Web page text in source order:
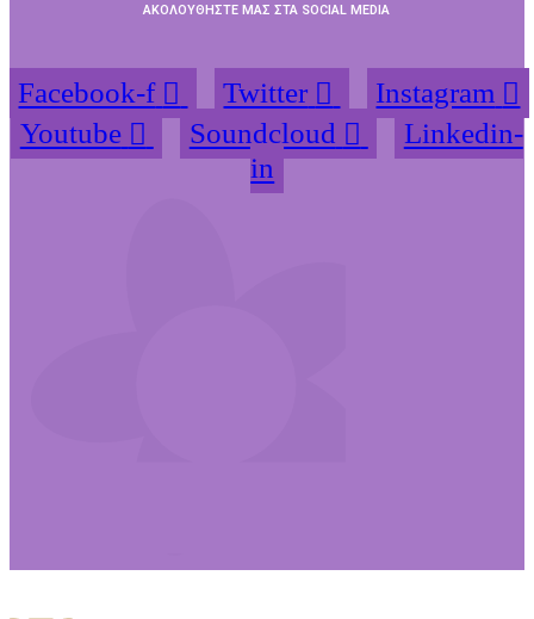
ΑΚΟΛΟΥΘΗΣΤΕ ΜΑΣ ΣΤΑ SOCIAL MEDIA
Facebook-f Twitter
Instagram
Youtube
Soundcloud
Linkedin-
in